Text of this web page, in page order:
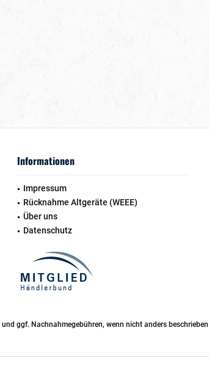
Informationen
Impressum
Rücknahme Altgeräte (WEEE)
Über uns
Datenschutz
und ggf. Nachnahmegebühren, wenn nicht anders beschrieben